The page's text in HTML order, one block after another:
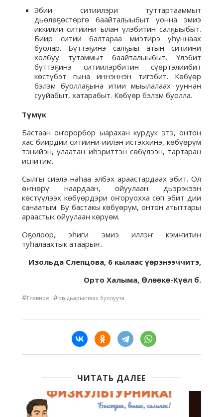
Эбии ситиилэри туттартааммыт
дьөлөҕөстөргө баайталыыбыт уонна эмиэ
иккилии ситиини ылан үлэбитин салҕыыбыт.
Биир ситии балтараа миэтирэ уһуннаах
буолар. Бүттэҕинэ салҕыы атын ситиини
холбуу тутаммыт баайталыыбыт. Үлэбит
бүттэҕинэ ситиилэрбитин сүөртэлиибит
көстүбэт гына иннэннэн тигэбит. Көбүөр
бэлэм буоллаҕына итии мыылалаах ууннан
сууйабыт, хатарабыт. Көбүөр бэлэм буолла.
Түмүк
Бастаан оҥорорбор ыарахан курдук этэ, онтон
хас биирдии ситиини иилэн истэххинэ, көбүөрүм
тэнийэн, улаатан иһэриттэн сөбүлээн, тартаран
испитим.
Сылгы сиэлэ наһаа элбэх араастардаах эбит. Ол
өҥнөрү наардаан, ойуулаан дьэрэкээн
көстүүлээх көбүөрдэри оҥоруохха сөп эбит дии
санаатым. Бу бастакы көбүөрүм, онтон атыттары
араастык ойуулаан көрүөм.
Оҕолоор, эһиги эмиэ иллэҥ кэмҥитин
туһалаахтык атаарыҥ.
Изольда Слепцова, 6 кылаас үөрэнээччитэ,
Орто Халыма, Өлөөкө-Күөл б.
#Главное #оҕо дьарыктаах буолуута
ЧИТАТЬ ДАЛЕЕ